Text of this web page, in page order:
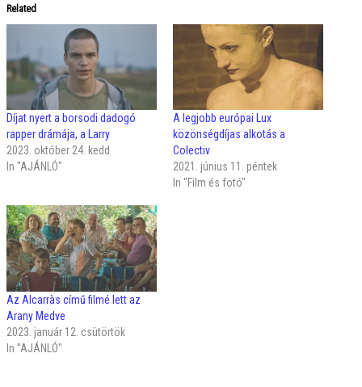
Related
Díjat nyert a borsodi dadogó
rapper drámája, a Larry
2023. október 24. kedd
In "AJÁNLÓ"
A legjobb európai Lux
közönségdíjas alkotás a
Colectiv
2021. június 11. péntek
In "Film és fotó"
Az Alcarràs című filmé lett az
Arany Medve
2023. január 12. csütörtök
In "AJÁNLÓ"